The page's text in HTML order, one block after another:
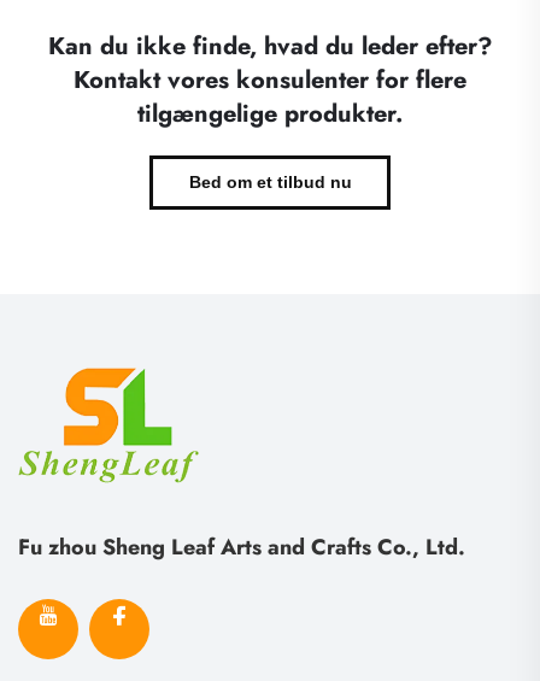
Kan du ikke finde, hvad du leder efter?
Kontakt vores konsulenter for flere
tilgængelige produkter.
Bed om et tilbud nu
Fu zhou Sheng Leaf Arts and Crafts Co., Ltd.